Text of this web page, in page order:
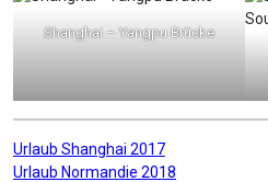
Shanghai – Yangpu Brücke
Beitragsnavigation
Urlaub Shanghai 2017
Urlaub Normandie 2018